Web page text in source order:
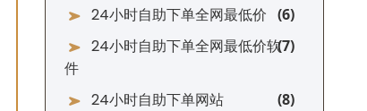
24小时自助下单全网最低价
24小时自助下单全网最低价软
件
24小时自助下单网站